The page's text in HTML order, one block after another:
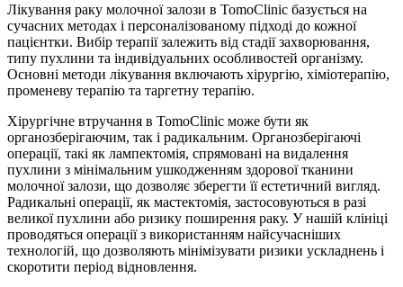
Лікування раку молочної залози в TomoClinic базується на
сучасних методах і персоналізованому підході до кожної
пацієнтки. Вибір терапії залежить від стадії захворювання,
типу пухлини та індивідуальних особливостей організму.
Основні методи лікування включають хірургію, хіміотерапію,
променеву терапію та таргетну терапію.
Хірургічне втручання в TomoClinic може бути як
органозберігаючим, так і радикальним. Органозберігаючі
операції, такі як лампектомія, спрямовані на видалення
пухлини з мінімальним ушкодженням здорової тканини
молочної залози, що дозволяє зберегти її естетичний вигляд.
Радикальні операції, як мастектомія, застосовуються в разі
великої пухлини або ризику поширення раку. У нашій клініці
проводяться операції з використанням найсучасніших
технологій, що дозволяють мінімізувати ризики ускладнень і
скоротити період відновлення.